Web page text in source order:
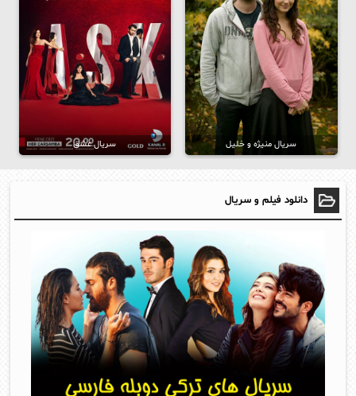
سریال منیژه و خلیل سریال عشق
دانلود فیلم و سریال